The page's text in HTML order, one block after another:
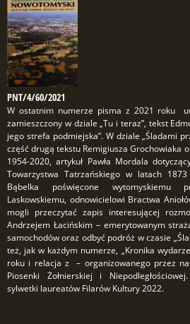
PNT/4/60/2021
W ostatnim numerze pisma z 2021 roku
zamieszczony w dziale „Tu i teraz”, tekst
jego strefa podmiejska”. W dziale „Śladami
część drugą tekstu Remigiusza Grochowiaka
1954-2020, artykuł Pawła Mordala
Towarzystwa Tatrzańskiego w latach
Bąbelka poświęcone wytomyskiemu
Laskowskiemu, odnowicielowi Bractwa
mogli przeczytać zapis interesującej
Andrzejem Łacińskim – emerytowanym
samochodów oraz odbyć podróż w czasie
też, jak w każdym numerze, „Kronika
roku i relacja z – organizowanego przez
Piosenki Żołnierskiej i
sylwetki laureatów Filarów Kultury 2022.